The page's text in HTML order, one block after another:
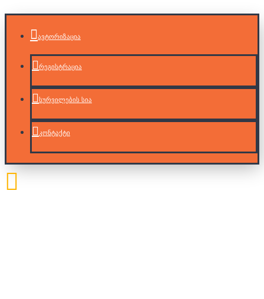
ავტორიზაცია
რეგისტრაცია
სურვილების სია
კონტაქტი